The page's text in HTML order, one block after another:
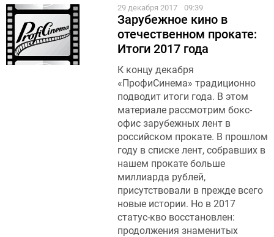
29 декабря 2017 09:39
Зарубежное кино в
отечественном прокате:
Итоги 2017 года
К концу декабря
«ПрофиСинема» традиционно
подводит итоги года. В этом
материале рассмотрим бокс-
офис зарубежных лент в
российском прокате. В прошлом
году в списке лент, собравших в
нашем прокате больше
миллиарда рублей,
присутствовали в прежде всего
новые истории. Но в 2017
статус-кво восстановлен:
продолжения знаменитых